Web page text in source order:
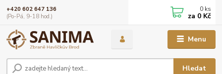
Menu
Hledat
+420 602 647 136
(Po-Pá, 9-18 hod.)
0 ks
za 0 Kč